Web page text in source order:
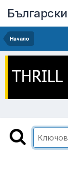
Начало